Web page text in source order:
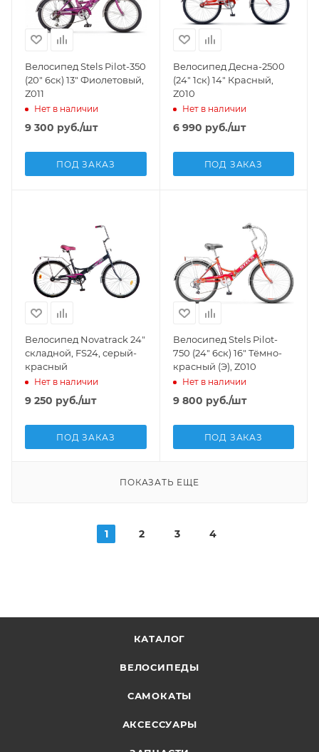
Велосипед Stels Pilot-350
(20" 6ск) 13" Фиолетовый,
Z011
Нет в наличии
9 300 руб./шт
ПОД ЗАКАЗ
Велосипед Десна-2500
(24" 1ск) 14" Красный,
Z010
Нет в наличии
6 990 руб./шт
ПОД ЗАКАЗ
Велосипед Novatrack 24"
складной, FS24, серый-
красный
Нет в наличии
9 250 руб./шт
ПОД ЗАКАЗ
Велосипед Stels Pilot-
750 (24" 6ск) 16" Тёмно-
красный (Э), Z010
Нет в наличии
9 800 руб./шт
ПОД ЗАКАЗ
ПОКАЗАТЬ ЕЩЕ
1 2 3 4
КАТАЛОГ
ВЕЛОСИПЕДЫ
САМОКАТЫ
АКСЕССУАРЫ